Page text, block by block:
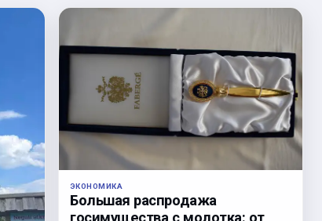
ЭКОНОМИКА
Большая распродажа
госимущества с молотка: от